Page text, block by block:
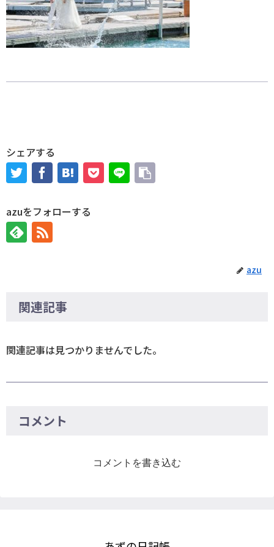
シェアする
azuをフォローする
azu
関連記事
関連記事は見つかりませんでした。
コメント
コメントを書き込む